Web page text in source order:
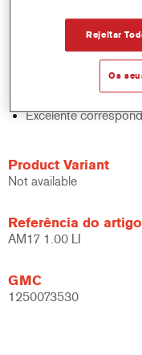
Fácil administração.
Economiza espaço
Baseado na
concentrados
Excelente
Product Variant
Not available
Referência do artigo
AM17 1.00 LI
GMC
1250073530
Rejeitar
Os